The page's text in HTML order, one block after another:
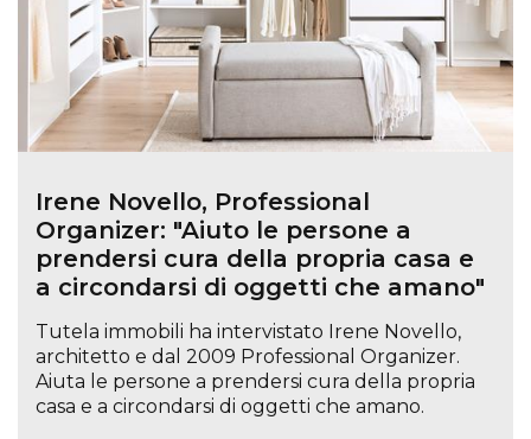
Irene Novello, Professional
Organizer: "Aiuto le persone a
prendersi cura della propria casa e
a circondarsi di oggetti che amano"
Tutela immobili ha intervistato Irene Novello,
architetto e dal 2009 Professional Organizer.
Aiuta le persone a prendersi cura della propria
casa e a circondarsi di oggetti che amano.